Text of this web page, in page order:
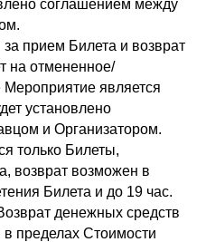
соглашением между
прием Билета и возврат
на отмененное/
является
установлено
и Организатором.
только Билеты,
возврат возможен в
Билета и до 19 час.
денежных средств
пределах Стоимости